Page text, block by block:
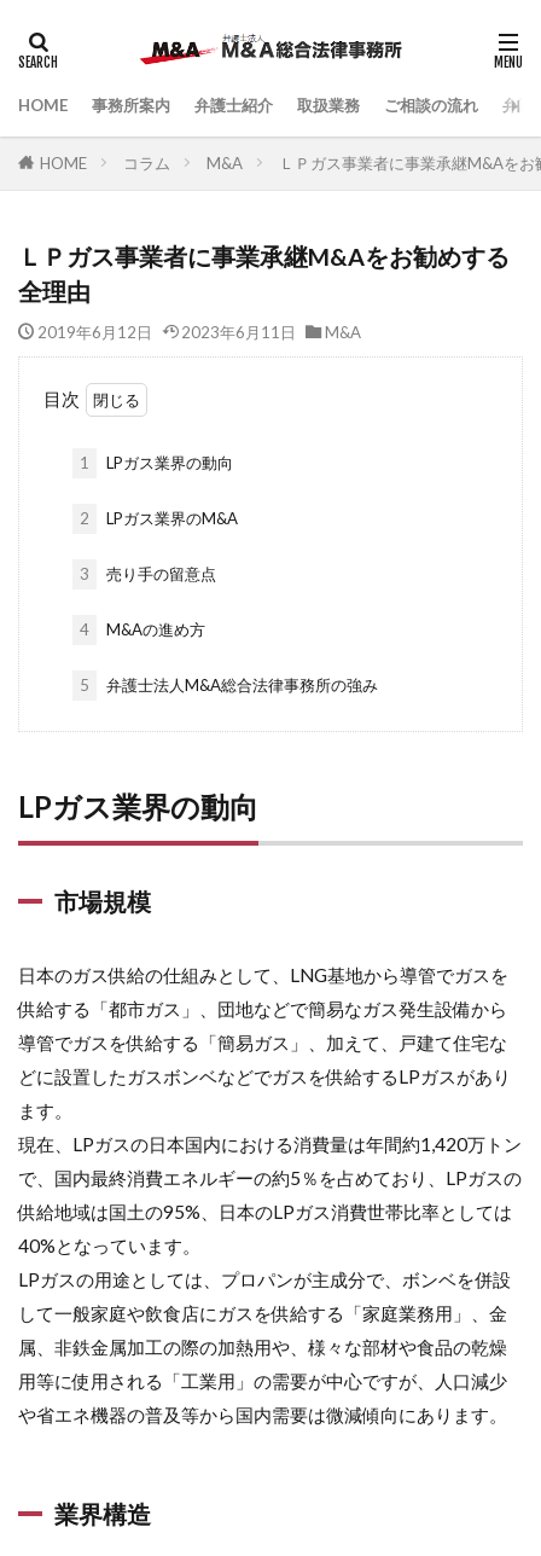
HOME 事務所案内 弁護士紹介 取扱業務 ご相談の流れ 弁護
HOME コラム M&A ＬＰガス事業者に事業承継M&Aを
ＬＰガス事業者に事業承継M&Aをお勧めする
全理由
2019年6月12日 2023年6月11日 M&A
目次
1 LPガス業界の動向
2 LPガス業界のM&A
3 売り手の留意点
4 M&Aの進め方
5 弁護士法人M&A総合法律事務所の強み
LPガス業界の動向
市場規模
日本のガス供給の仕組みとして、LNG基地から導管でガスを
供給する「都市ガス」、団地などで簡易なガス発生設備から
導管でガスを供給する「簡易ガス」、加えて、戸建て住宅な
どに設置したガスボンベなどでガスを供給するLPガスがあり
ます。
現在、LPガスの日本国内における消費量は年間約1,420万トン
で、国内最終消費エネルギーの約5％を占めており、LPガスの
供給地域は国土の95%、日本のLPガス消費世帯比率としては
40%となっています。
LPガスの用途としては、プロパンが主成分で、ボンベを併設
して一般家庭や飲食店にガスを供給する「家庭業務用」、金
属、非鉄金属加工の際の加熱用や、様々な部材や食品の乾燥
用等に使用される「工業用」の需要が中心ですが、人口減少
や省エネ機器の普及等から国内需要は微減傾向にあります。
業界構造